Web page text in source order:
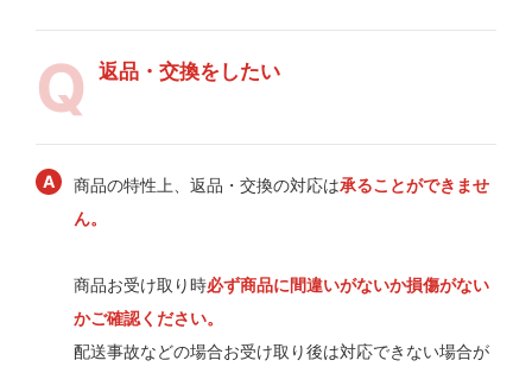
返品・交換をしたい
商品の特性上、返品・交換の対応は承ることができませ
ん。
商品お受け取り時必ず商品に間違いがないか損傷がない
かご確認ください。
配送事故などの場合お受け取り後は対応できない場合が